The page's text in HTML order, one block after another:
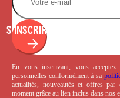
S'INSCRIRE
En vous inscrivant, vous
personnelles conformément à sa
actualités, nouveautés et offres
moment grâce au lien inclus dans nos